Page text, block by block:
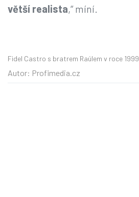
větší realista,“ míní.
Fidel Castro s bratrem Raúlem v roce 1999
Autor: Profimedia.cz